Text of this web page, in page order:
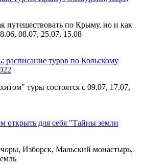
путешествовать по Крыму, но и как
08.07, 25.07, 15.08
расписание туров по Кольскому
туры состоятся с 09.07, 17.07,
открыть для себя "Тайны земли
Изборск, Мальский монастырь,